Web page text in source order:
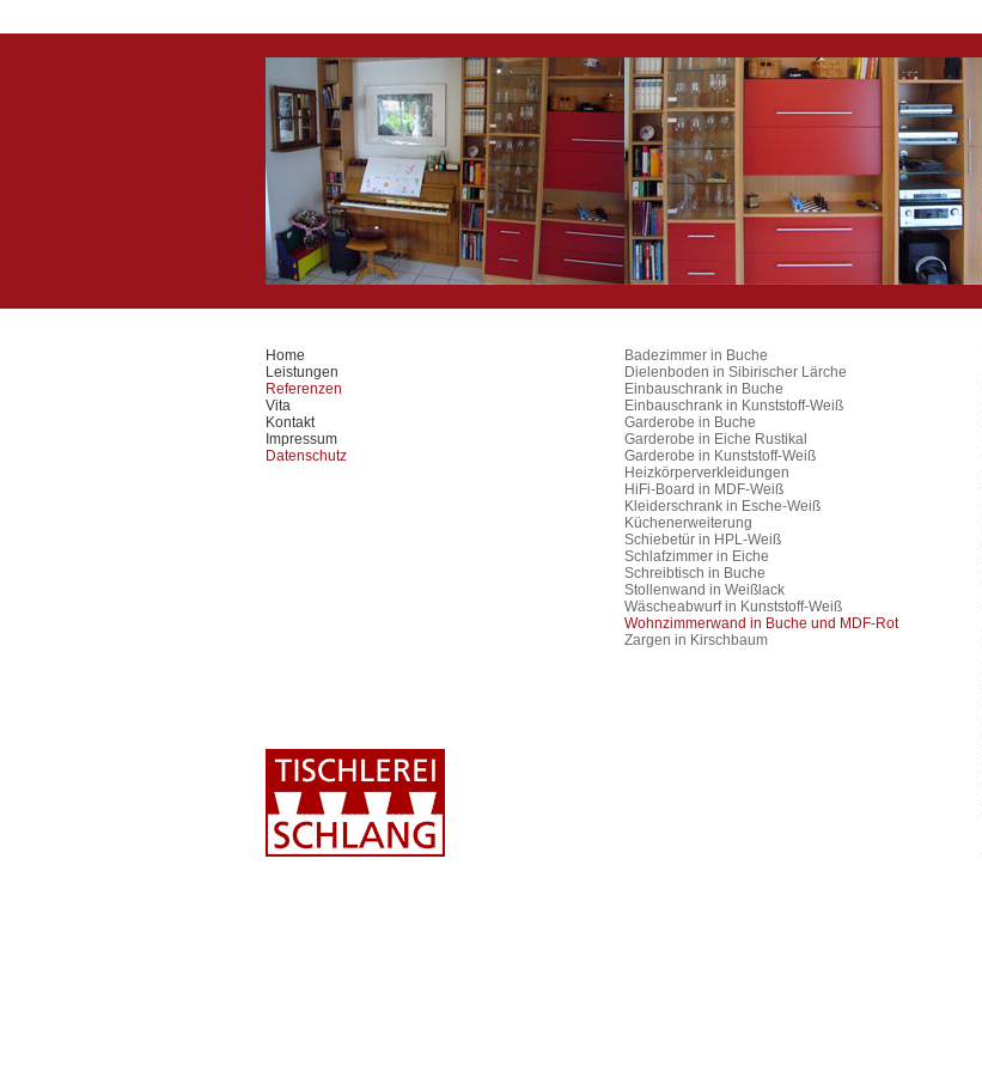
Home
Leistungen
Referenzen
Vita
Kontakt
Impressum
Datenschutz
Badezimmer in Buche
Dielenboden in Sibirischer Lärche
Einbauschrank in Buche
Einbauschrank in Kunststoff-Weiß
Garderobe in Buche
Garderobe in Eiche Rustikal
Garderobe in Kunststoff-Weiß
Heizkörperverkleidungen
HiFi-Board in MDF-Weiß
Kleiderschrank in Esche-Weiß
Küchenerweiterung
Schiebetür in HPL-Weiß
Schlafzimmer in Eiche
Schreibtisch in Buche
Stollenwand in Weißlack
Wäscheabwurf in Kunststoff-Weiß
Wohnzimmerwand in Buche und MDF-Rot
Zargen in Kirschbaum